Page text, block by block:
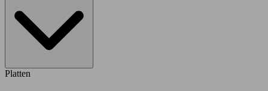
Platten